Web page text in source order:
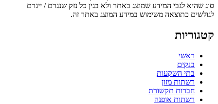
סוג שהיא לגבי המידע שמוצג באתר ולא בגין כל נזק שנגרם / ייגרם
לגולשים כתוצאה משימוש במידע המוצג באתר זה.
קטגוריות
ראשי
בנקים
בתי השקעות
רשתות מזון
חברות תקשורת
רשתות אופנה